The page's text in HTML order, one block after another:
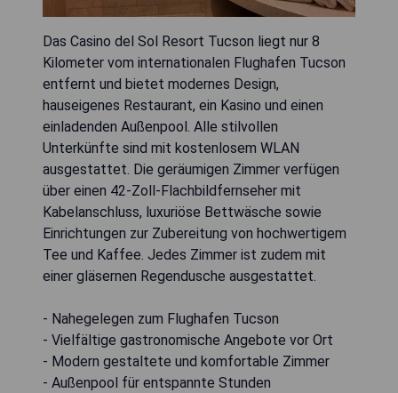
Das Casino del Sol Resort Tucson liegt nur 8
Kilometer vom internationalen Flughafen Tucson
entfernt und bietet modernes Design,
hauseigenes Restaurant, ein Kasino und einen
einladenden Außenpool. Alle stilvollen
Unterkünfte sind mit kostenlosem WLAN
ausgestattet. Die geräumigen Zimmer verfügen
über einen 42-Zoll-Flachbildfernseher mit
Kabelanschluss, luxuriöse Bettwäsche sowie
Einrichtungen zur Zubereitung von hochwertigem
Tee und Kaffee. Jedes Zimmer ist zudem mit
einer gläsernen Regendusche ausgestattet.
- Nahegelegen zum Flughafen Tucson
- Vielfältige gastronomische Angebote vor Ort
- Modern gestaltete und komfortable Zimmer
- Außenpool für entspannte Stunden